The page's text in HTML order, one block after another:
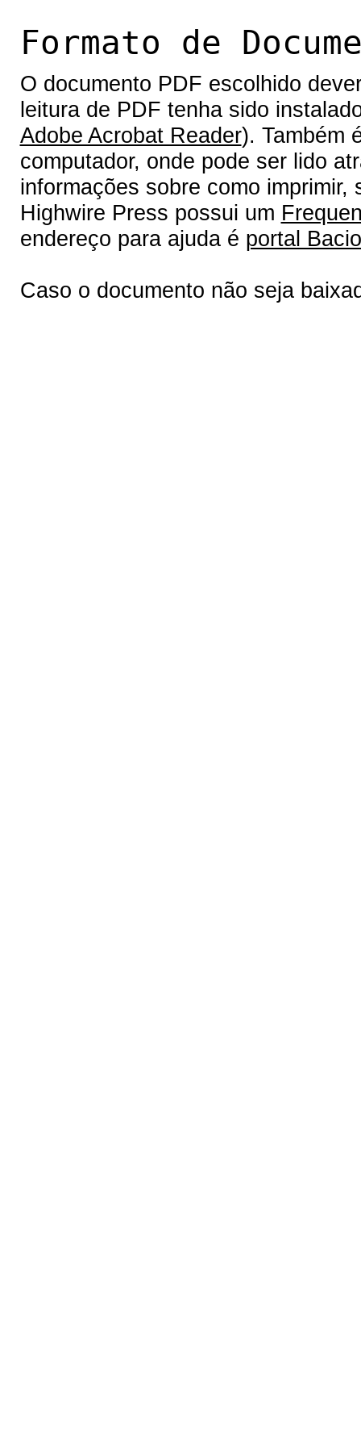
Formato de
O documento PDF escolhido
leitura de PDF tenha sido
Adobe Acrobat Reader). Também
computador, onde pode ser lido
informações sobre como
Highwire Press possui um
endereço para ajuda é portal
Caso o documento não seja